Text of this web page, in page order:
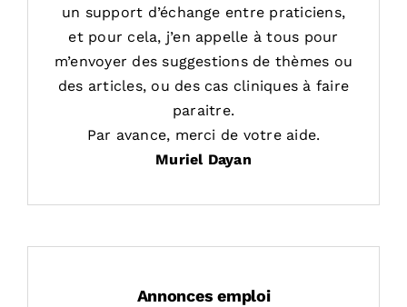
un support d’échange entre praticiens,
et pour cela, j’en appelle à tous pour
m’envoyer des suggestions de thèmes ou
des articles, ou des cas cliniques à faire
paraitre.
Par avance, merci de votre aide.
Muriel Dayan
Annonces emploi